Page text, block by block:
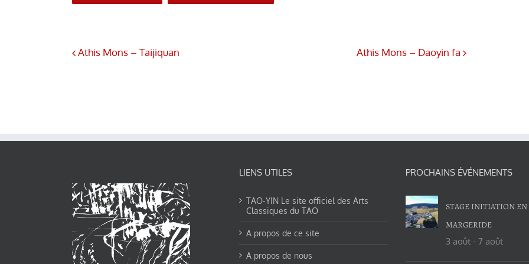
Athis Mons – Taijiquan Athis Mons – Daoyin fa
LIENS UTILES
TAO-YIN Le site officiel des Arts
Classiques du TAO
A propos de ce site
A propos de nous
PROCHAINS ÉVÉNEMENTS
STAGE INITIATION EN
MARGERIDE
3 août - 7 août